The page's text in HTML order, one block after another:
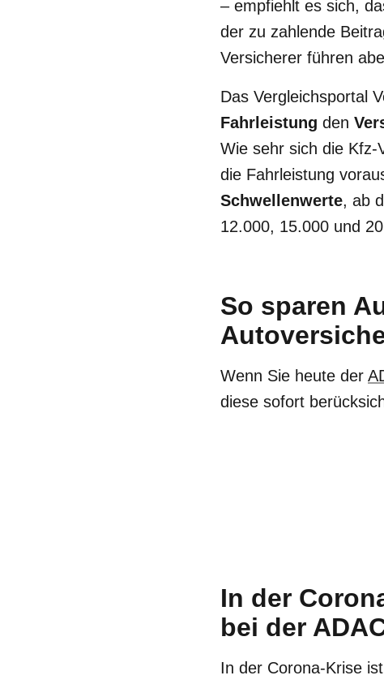
– empfiehlt es sich,
der zu zahlende
Versicherer führen
Das Vergleichsportal
Fahrleistung den
Wie sehr sich die Kfz-
die Fahrleistung
Schwellenwerte, ab
12.000, 15.000 und
So sparen
Wenn Sie heute der
diese sofort
In der
bei der
In der Corona-Krise